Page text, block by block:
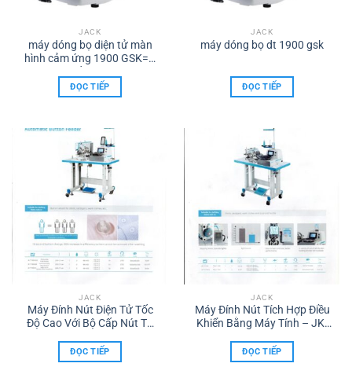
JACK
máy dóng bọ diện tử màn
hình cảm ứng 1900 GSK=D
thế hệ mới
ĐỌC TIẾP
JACK
máy dóng bọ dt 1900 gsk
ĐỌC TIẾP
JACK
Máy Đính Nút Điện Tử Tốc
Độ Cao Với Bộ Cấp Nút Tự
ĐỌC TIẾP
JACK
Máy Đính Nút Tích Hợp Điều
Khiển Bằng Máy Tính – JK-
ĐỌC TIẾP